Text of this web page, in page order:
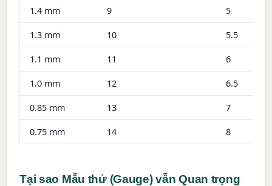
1.4 mm 9 5
1.3 mm 10 5.5
1.1 mm 11 6
1.0 mm 12 6.5
0.85 mm 13 7
0.75 mm 14 8
Tại sao Mẫu thử (Gauge) vẫn Quan trọng